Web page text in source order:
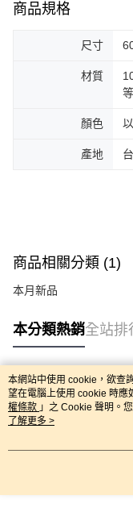
商品規格
尺寸
材質
顏色
產地
商品相關分類 (1)
本月新品
本分類熱銷全站排
熱門標籤
本網站中使用 cookie，欲查
望在電腦上使用 cookie 時應
權條款 」之 Cookie 聲明。
用條款之 Cookie 聲明使用
了解更多 >